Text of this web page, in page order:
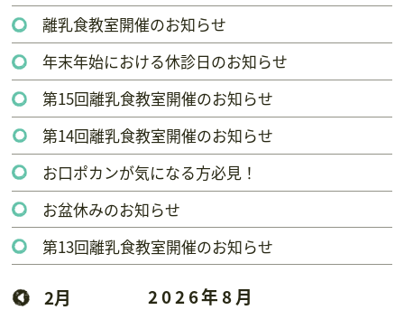
離乳食教室開催のお知らせ
年末年始における休診日のお知らせ
第15回離乳食教室開催のお知らせ
第14回離乳食教室開催のお知らせ
お口ポカンが気になる方必見！
お盆休みのお知らせ
第13回離乳食教室開催のお知らせ
2026年8月
2月